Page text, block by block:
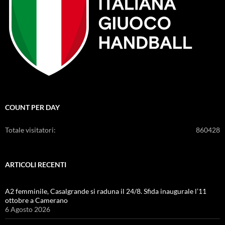
COUNT PER DAY
860428
Totale visitatori:
ARTICOLI RECENTI
A2 femminile, Casalgrande si raduna il 24/8. Sfida inaugurale l’11
ottobre a Camerano
6 Agosto 2026